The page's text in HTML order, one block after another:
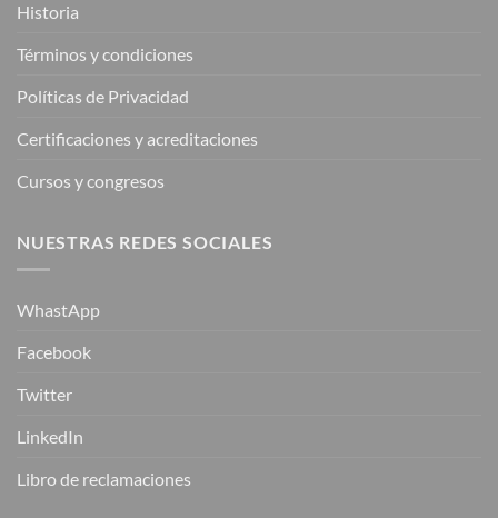
Historia
Términos y condiciones
Políticas de Privacidad
Certificaciones y acreditaciones
Cursos y congresos
NUESTRAS REDES SOCIALES
WhastApp
Facebook
Twitter
LinkedIn
Libro de reclamaciones